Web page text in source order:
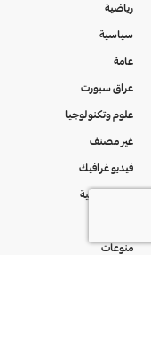
رياضية
سياسية
عامة
عراق سبورت
علوم وتكنولوجيا
غير مصنف
فيديو غرافيك
معالم عراقية
منوعات